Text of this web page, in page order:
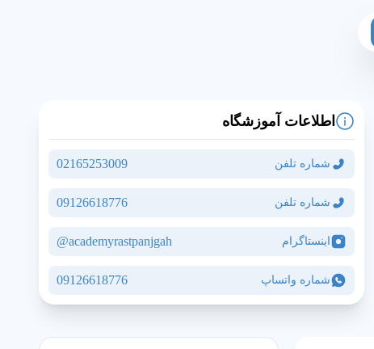
اطلاعات آموزشگاه
شماره تلفن 02165253009
شماره تلفن 09126618776
اینستاگرام academyrastpanjgah@
شماره واتساپ 09126618776